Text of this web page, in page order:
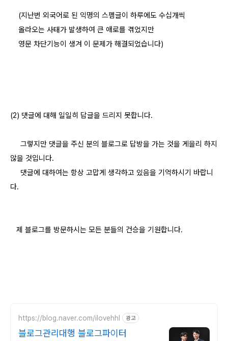
(지난번 외국어로 된 익명의 스펨글이 하루에도 수십개씩
올라오는 사태가 발생하여 큰 애로를 겪었지만
영문 차단기능이 생겨 이 문제가 해결되었습니다)
(2) 댓글에 대해 일일히 답글을 드리지 못합니다.
그렇지만 댓글을 주신 분의 블로그로 답방을 가는 것을 게을리 하지
않을 것입니다.
댓글에 대하여는 항상 고맙게 생각하고 있음을 기억하시기 바랍니
다.
제 블로그를 방문하시는 모든 분들의 건승을 기원합니다.
https://blog.naver.com/ilovehhl 광고
블로그관리대행 블로그파이터